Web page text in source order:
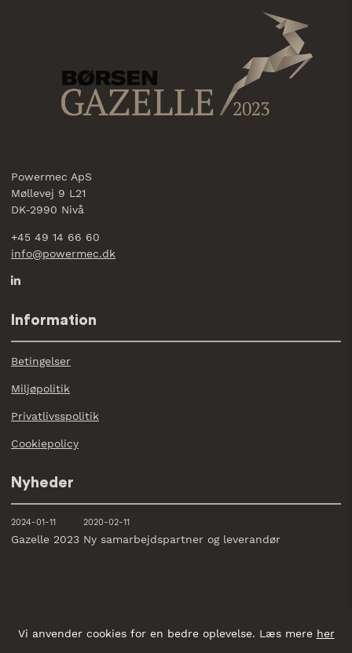
Powermec ApS
Møllevej 9 L21
DK-2990 Nivå
+45 49 14 66 60
info@powermec.dk
Information
Betingelser
Miljøpolitik
Privatlivsspolitik
Cookiepolicy
Nyheder
2024-01-11
Gazelle 2023
2020-02-11
Ny samarbejdspartner og leverandør
Vi anvender cookies for en bedre oplevelse. Læs mere her